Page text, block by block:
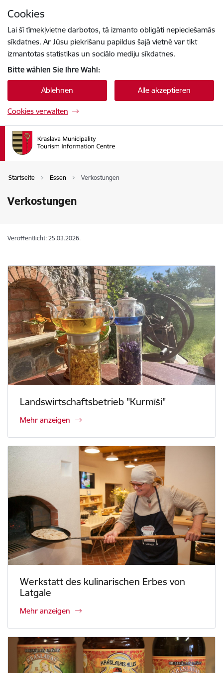
Cookies
Lai šī tīmekļvietne darbotos, tā izmanto obligāti nepieciešamās
sīkdatnes. Ar Jūsu piekrišanu papildus šajā vietnē var tikt
izmantotas statistikas un sociālo mediju sīkdatnes.
Bitte wählen Sie Ihre Wahl:
Ablehnen Alle akzeptieren
Cookies verwalten
Startseite Essen Verkostungen
Verkostungen
Veröffentlicht: 25.03.2026.
Landswirtschaftsbetrieb "Kurmīši"
Mehr anzeigen
Werkstatt des kulinarischen Erbes von
Latgale
Mehr anzeigen